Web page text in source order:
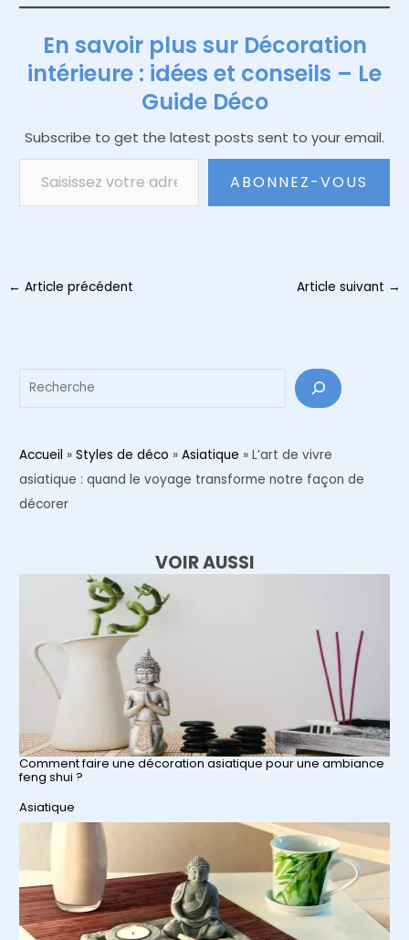
En savoir plus sur Décoration
intérieure : idées et conseils – Le
Guide Déco
Subscribe to get the latest posts sent to your email.
Saisissez votre adresse e-mail…
ABONNEZ-VOUS
Navigation
← Article précédent Article suivant →
Accueil » Styles de déco » Asiatique » L’art de vivre
asiatique : quand le voyage transforme notre façon de
décorer
VOIR AUSSI
Comment faire une décoration asiatique pour une ambiance
feng shui ?
Par rapport à
Asiatique